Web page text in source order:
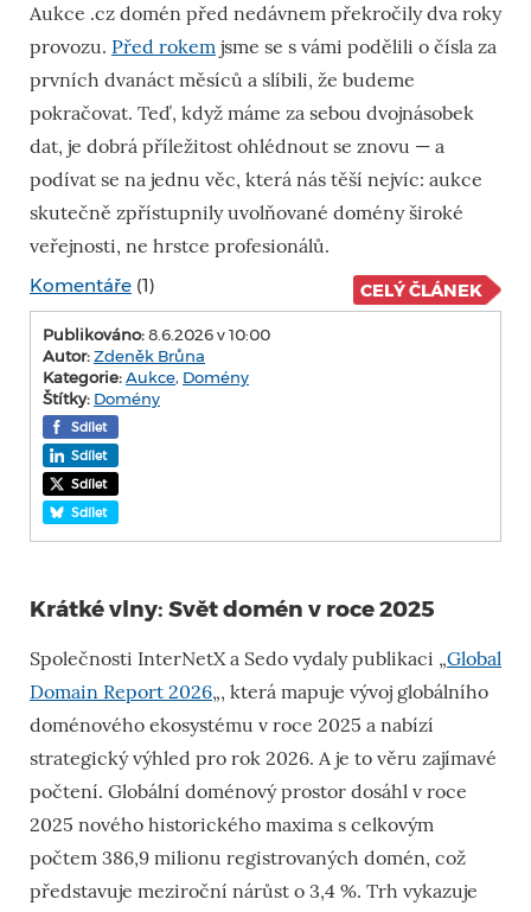
Aukce .cz domén před nedávnem překročily dva roky
provozu. Před rokem jsme se s vámi podělili o čísla za
prvních dvanáct měsíců a slíbili, že budeme
pokračovat. Teď, když máme za sebou dvojnásobek
dat, je dobrá příležitost ohlédnout se znovu — a
podívat se na jednu věc, která nás těší nejvíc: aukce
skutečně zpřístupnily uvolňované domény široké
veřejnosti, ne hrstce profesionálů.
Komentáře (1) CELÝ ČLÁNEK
Publikováno:8.6.2026 v 10:00
Autor:Zdeněk Brůna
Kategorie:Aukce, Domény
Štítky: Domény
Sdílet
Sdílet
Sdílet
Sdílet
Krátké vlny: Svět domén v roce 2025
Společnosti InterNetX a Sedo vydaly publikaci „Global
Domain Report 2026„, která mapuje vývoj globálního
doménového ekosystému v roce 2025 a nabízí
strategický výhled pro rok 2026. A je to věru zajímavé
počtení. Globální doménový prostor dosáhl v roce
2025 nového historického maxima s celkovým
počtem 386,9 milionu registrovaných domén, což
představuje meziroční nárůst o 3,4 %. Trh vykazuje